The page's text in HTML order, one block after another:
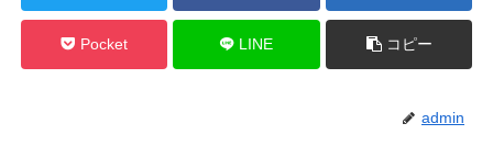
Pocket LINE コピー
admin